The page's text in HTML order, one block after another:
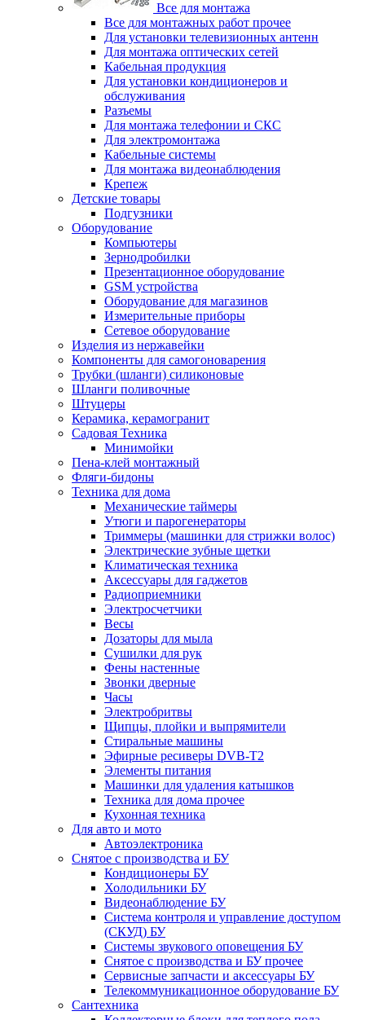
Все для монтажа
Все для монтажных работ прочее
Для установки телевизионных антенн
Для монтажа оптических сетей
Кабельная продукция
Для установки кондиционеров и
обслуживания
Разъемы
Для монтажа телефонии и СКС
Для электромонтажа
Кабельные системы
Для монтажа видеонаблюдения
Крепеж
Детские товары
Подгузники
Оборудование
Компьютеры
Зернодробилки
Презентационное оборудование
GSM устройства
Оборудование для магазинов
Измерительные приборы
Сетевое оборудование
Изделия из нержавейки
Компоненты для самогоноварения
Трубки (шланги) силиконовые
Шланги поливочные
Штуцеры
Керамика, керамогранит
Садовая Техника
Минимойки
Пена-клей монтажный
Фляги-бидоны
Техника для дома
Механические таймеры
Утюги и парогенераторы
Триммеры (машинки для стрижки волос)
Электрические зубные щетки
Климатическая техника
Аксессуары для гаджетов
Радиоприемники
Электросчетчики
Весы
Дозаторы для мыла
Сушилки для рук
Фены настенные
Звонки дверные
Часы
Электробритвы
Щипцы, плойки и выпрямители
Стиральные машины
Эфирные ресиверы DVB-T2
Элементы питания
Машинки для удаления катышков
Техника для дома прочее
Кухонная техника
Для авто и мото
Автоэлектроника
Снятое с производства и БУ
Кондиционеры БУ
Холодильники БУ
Видеонаблюдение БУ
Система контроля и управление доступом
(СКУД) БУ
Системы звукового оповещения БУ
Снятое с производства и БУ прочее
Сервисные запчасти и аксессуары БУ
Телекоммуникационное оборудование БУ
Сантехника